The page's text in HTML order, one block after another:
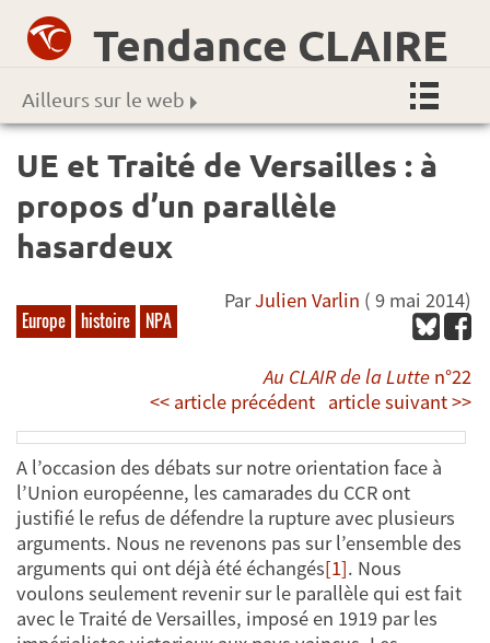
Tendance CLAIRE
Ailleurs sur le web
UE et Traité de Versailles : à
propos d’un parallèle
hasardeux
Europe histoire NPA
ParJulien Varlin ( 9 mai 2014)
Au CLAIR de la Lutte n°22
<< article précédent article suivant >>
A l’occasion des débats sur notre orientation face à
l’Union européenne, les camarades du CCR ont
justifié le refus de défendre la rupture avec plusieurs
arguments. Nous ne revenons pas sur l’ensemble des
arguments qui ont déjà été échangés[1]. Nous
voulons seulement revenir sur le parallèle qui est fait
avec le Traité de Versailles, imposé en 1919 par les